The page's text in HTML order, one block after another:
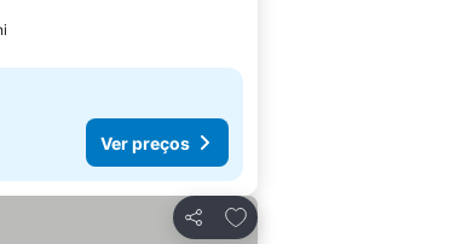
Ver preços
Partilhar
Adicionar aos favoritos